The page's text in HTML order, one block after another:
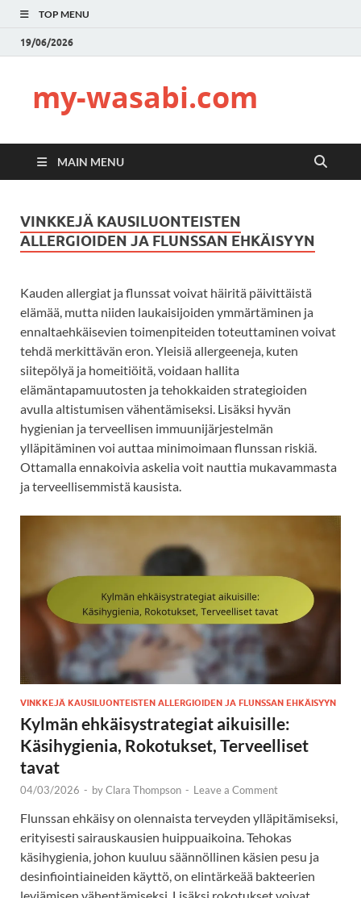
TOP MENU
19/06/2026
my-wasabi.com
MAIN MENU
VINKKEJÄ KAUSILUONTEISTEN
ALLERGIOIDEN JA FLUNSSAN EHKÄISYYN
Kauden allergiat ja flunssat voivat häiritä päivittäistä
elämää, mutta niiden laukaisijoiden ymmärtäminen ja
ennaltaehkäisevien toimenpiteiden toteuttaminen voivat
tehdä merkittävän eron. Yleisiä allergeeneja, kuten
siitepölyä ja homeitiöitä, voidaan hallita
elämäntapamuutosten ja tehokkaiden strategioiden
avulla altistumisen vähentämiseksi. Lisäksi hyvän
hygienian ja terveellisen immuunijärjestelmän
ylläpitäminen voi auttaa minimoimaan flunssan riskiä.
Ottamalla ennakoivia askelia voit nauttia mukavammasta
ja terveellisemmistä kausista.
VINKKEJÄ KAUSILUONTEISTEN ALLERGIOIDEN JA FLUNSSAN EHKÄISYYN
Kylmän ehkäisystrategiat aikuisille:
Käsihygienia, Rokotukset, Terveelliset
tavat
04/03/2026 - byClara Thompson - Leave a Comment
Flunssan ehkäisy on olennaista terveyden ylläpitämiseksi,
erityisesti sairauskausien huippuaikoina. Tehokas
käsihygienia, johon kuuluu säännöllinen käsien pesu ja
desinfiointiaineiden käyttö, on elintärkeää bakteerien